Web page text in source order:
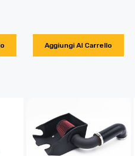
Aggiungi Al Carrello